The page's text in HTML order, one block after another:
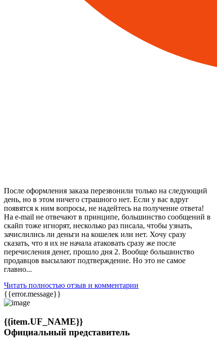
После оформления заказа перезвонили только на следующий
день, но в этом ничего страшного нет. Если у вас вдруг
появятся к ним вопросы, не надейтесь на получение ответа!
На e-mail не отвечают в принципе, большинство сообщений в
скайп тоже игнорят, несколько раз писала, чтобы узнать,
зачислились ли деньги на кошелек или нет. Хочу сразу
сказать, что я их не начала атаковать сразу же после
перечисления денег, прошло дня 2. Вообще большинство
продавцов высылают подтверждение. Но это не самое
главно...
Читать полностью отзыв и комментарии
{{error.message}}
{{item.UF_NAME}}
Официальный представитель